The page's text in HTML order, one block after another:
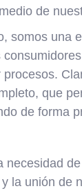
de
somos una
que
de forma
necesidad
la unión de